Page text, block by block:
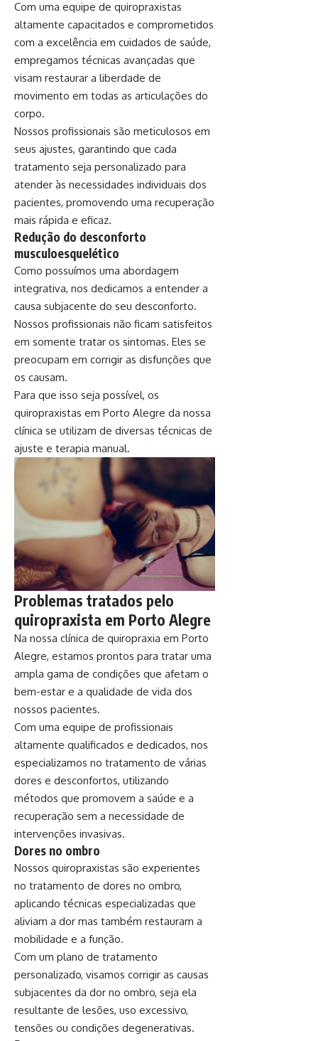
Com uma equipe de quiropraxistas
altamente capacitados e comprometidos
com a excelência em cuidados de saúde,
empregamos técnicas avançadas que
visam restaurar a liberdade de
movimento em todas as articulações do
corpo.
Nossos profissionais são meticulosos em
seus ajustes, garantindo que cada
tratamento seja personalizado para
atender às necessidades individuais dos
pacientes, promovendo uma recuperação
mais rápida e eficaz.
Redução do desconforto
musculoesquelético
Como possuímos uma abordagem
integrativa, nos dedicamos a entender a
causa subjacente do seu desconforto.
Nossos profissionais não ficam satisfeitos
em somente tratar os sintomas. Eles se
preocupam em corrigir as disfunções que
os causam.
Para que isso seja possível, os
quiropraxistas em Porto Alegre da nossa
clínica se utilizam de diversas técnicas de
ajuste e terapia manual.
Problemas tratados pelo
quiropraxista em Porto Alegre
Na nossa clínica de quiropraxia em Porto
Alegre, estamos prontos para tratar uma
ampla gama de condições que afetam o
bem-estar e a qualidade de vida dos
nossos pacientes.
Com uma equipe de profissionais
altamente qualificados e dedicados, nos
especializamos no tratamento de várias
dores e desconfortos, utilizando
métodos que promovem a saúde e a
recuperação sem a necessidade de
intervenções invasivas.
Dores no ombro
Nossos quiropraxistas são experientes
no tratamento de dores no ombro,
aplicando técnicas especializadas que
aliviam a dor mas também restauram a
mobilidade e a função.
Com um plano de tratamento
personalizado, visamos corrigir as causas
subjacentes da dor no ombro, seja ela
resultante de lesões, uso excessivo,
tensões ou condições degenerativas.